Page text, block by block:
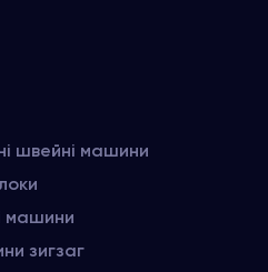
швейні машини
машини
зигзаг